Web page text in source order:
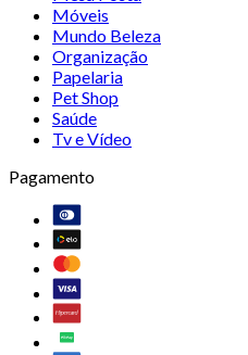
Móveis
Mundo Beleza
Organização
Papelaria
Pet Shop
Saúde
Tv e Vídeo
Pagamento